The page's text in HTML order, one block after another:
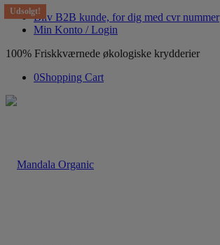
Bliv B2B kunde, for dig med cvr nummer
Min Konto / Login
100% Friskkværnede økologiske krydderier
0Shopping Cart
Udsolgt!